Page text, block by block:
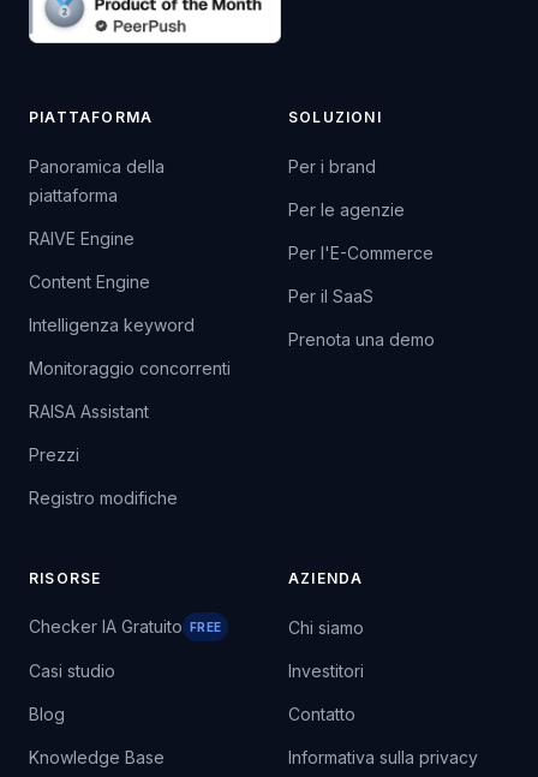
PIATTAFORMA
Panoramica della
piattaforma
RAIVE Engine
Content Engine
Intelligenza keyword
Monitoraggio concorrenti
RAISA Assistant
Prezzi
Registro modifiche
SOLUZIONI
Per i brand
Per le agenzie
Per l'E-Commerce
Per il SaaS
Prenota una demo
RISORSE
Checker IA Gratuito FREE
Casi studio
Blog
Knowledge Base
AZIENDA
Chi siamo
Investitori
Contatto
Informativa sulla privacy